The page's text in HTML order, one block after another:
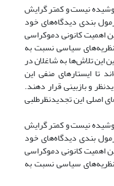
نیست و کمتر گرایش
بندی دیدگاه‌های خود
اهمیت کانونی دموکراسی
سیاسی نسبت به
تلاش‌ها به شاغلان در
تا ایستارهای منفی این
و بازبینی قرار دهند.
اصلی این تجدیدنظرطلبی
نیست و کمتر گرایش
بندی دیدگاه‌های خود
اهمیت کانونی دموکراسی
سیاسی نسبت به